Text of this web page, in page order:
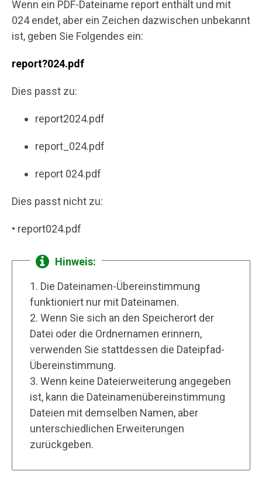
Wenn ein PDF-Dateiname report enthält und mit
024 endet, aber ein Zeichen dazwischen unbekannt
ist, geben Sie Folgendes ein:
report?024.pdf
Dies passt zu:
report2024.pdf
report_024.pdf
report 024.pdf
Dies passt nicht zu:
• report024.pdf
Hinweis:
1. Die Dateinamen-Übereinstimmung
funktioniert nur mit Dateinamen.
2. Wenn Sie sich an den Speicherort der
Datei oder die Ordnernamen erinnern,
verwenden Sie stattdessen die Dateipfad-
Übereinstimmung.
3. Wenn keine Dateierweiterung angegeben
ist, kann die Dateinamenübereinstimmung
Dateien mit demselben Namen, aber
unterschiedlichen Erweiterungen
zurückgeben.